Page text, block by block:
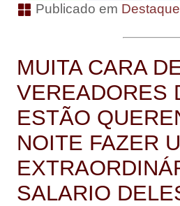
Publicado em
MUITA CARA
VEREADORES
ESTÃO
NOITE FAZER
SALARIO